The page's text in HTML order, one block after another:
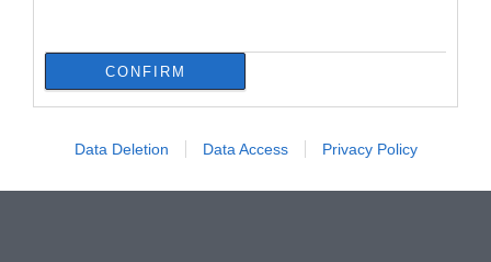
CONFIRM
Data Deletion Data Access Privacy Policy
– Ποιοι δρόμοι αλλάζουν
09.08.2026 | 15:00
Τουρισμός για Όλους 2026-2027: Ποιοι
η επιδότηση